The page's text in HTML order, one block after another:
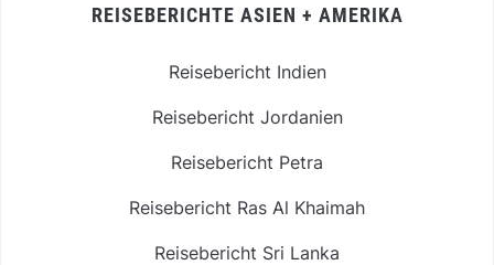
REISEBERICHTE ASIEN + AMERIKA
Reisebericht Indien
Reisebericht Jordanien
Reisebericht Petra
Reisebericht Ras Al Khaimah
Reisebericht Sri Lanka